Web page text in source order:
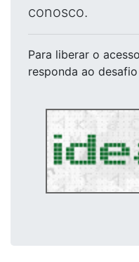
conosco.
Para liberar o acesso
responda ao